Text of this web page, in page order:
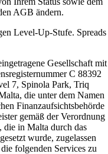
AGB ändern.
Level-Up-Stufe. Spreads
Gesellschaft mit
C 88392
7, Spinola Park, Triq
die unter dem Namen
Finanzaufsichtsbehörde
gemäß der Verordnung
die in Malta durch das
wurde, zugelassen
folgenden Services zu